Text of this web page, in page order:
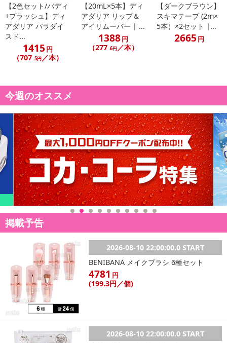
休業日
さい）
こちらの情報は2026-07-09 14:08:36.0での情報となります。
【2色セット/バディ
+プラッシュ】ディ
アダリア パラダイ
スド...
1415 円
（707.5円／本）
【20mL×5本】ディ
アダリア リップ＆
アイリムーバー | ...
1388円
（277.6円 ／本）
【ダークブラウン】
スキマテープ (2m×
5本）×2セット |...
2665 円
今週のオススメ
掲載予告
2026-08-10 22:00:00.0 START
BENIBANA メイクブラシ 6種セット
4781 円
(199.3円 ／個)
2026-08-10 22:00:00.0 START